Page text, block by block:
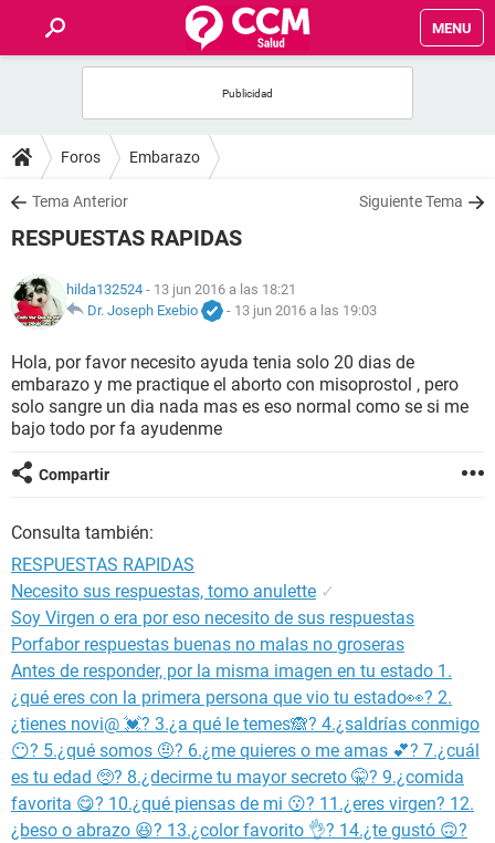
MENU
FOROS
SALUD
NUTRICIÓN
BIENESTAR
SEXUALIDAD
GLOSARIO
Foros Embarazo
Tema Anterior Siguiente Tema
RESPUESTAS RAPIDAS
hilda132524 - 13 jun 2016 a las 18:21
Dr. Joseph Exebio
- 13 jun 2016 a las 19:03
Hola, por favor necesito ayuda tenia solo 20 dias de
embarazo y me practique el aborto con misoprostol , pero
solo sangre un dia nada mas es eso normal como se si me
bajo todo por fa ayudenme
Compartir
Consulta también:
RESPUESTAS RAPIDAS
Necesito sus respuestas, tomo anulette ✓
Soy Virgen o era por eso necesito de sus respuestas
Porfabor respuestas buenas no malas no groseras
Antes de responder, por la misma imagen en tu estado 1.
¿qué eres con la primera persona que vio tu estado👀? 2.
¿tienes novi@ 💓? 3.¿a qué le temes🙈? 4.¿saldrías conmigo
😶? 5.¿qué somos 🤨? 6.¿me quieres o me amas 💕? 7.¿cuál
es tu edad 🥺? 8.¿decirme tu mayor secreto 🤫? 9.¿comida
favorita 😋? 10.¿qué piensas de mi 😗? 11.¿eres virgen? 12.
¿beso o abrazo 😆? 13.¿color favorito 👌? 14.¿te gustó 🙃?